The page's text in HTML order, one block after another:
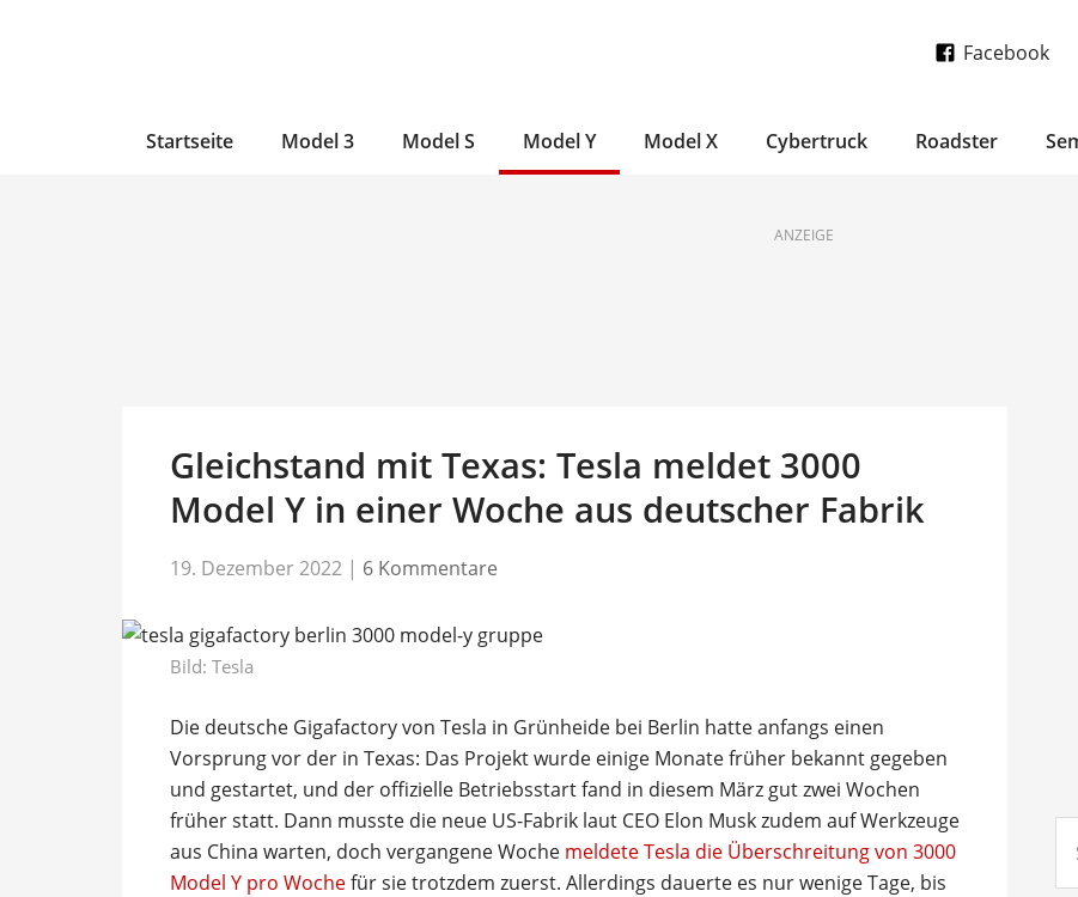
Facebook
Startseite Model 3 Model S Model Y Model X Cybertruck Roadster
ANZEIGE
Gleichstand mit Texas: Tesla meldet 3000
Model Y in einer Woche aus deutscher Fabrik
19. Dezember 2022 | 6 Kommentare
Bild: Tesla
Die deutsche Gigafactory von Tesla in Grünheide bei Berlin hatte anfangs einen
Vorsprung vor der in Texas: Das Projekt wurde einige Monate früher bekannt gegeben
und gestartet, und der offizielle Betriebsstart fand in diesem März gut zwei Wochen
früher statt. Dann musste die neue US-Fabrik laut CEO Elon Musk zudem auf Werkzeuge
aus China warten, doch vergangene Woche meldete Tesla die Überschreitung von 3000
Model Y pro Wochefür sie trotzdem zuerst. Allerdings dauerte es nur wenige Tage, bis